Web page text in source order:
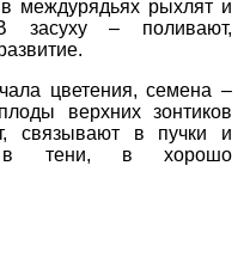
междурядьях рыхлят и
засуху – поливают,
цветения, семена –
верхних зонтиков
связывают в пучки и
в тени, в хорошо